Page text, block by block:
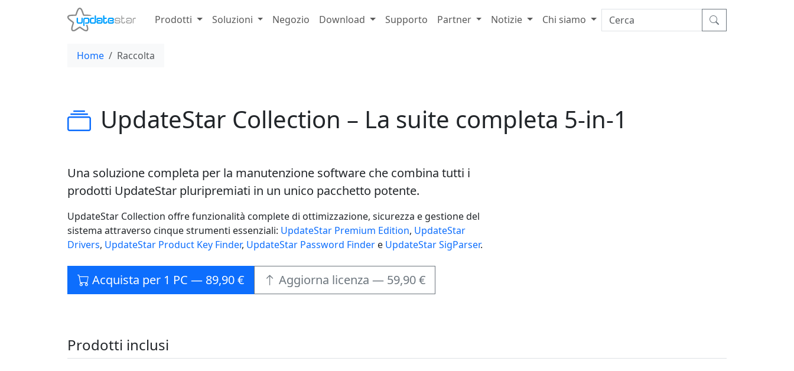
Prodotti Soluzioni Negozio Download Supporto Partner Notizie Chi siamo
Home Raccolta
UpdateStar Collection – La suite completa 5-in-1
Una soluzione completa per la manutenzione software che combina tutti i
prodotti UpdateStar pluripremiati in un unico pacchetto potente.
UpdateStar Collection offre funzionalità complete di ottimizzazione, sicurezza e gestione del
sistema attraverso cinque strumenti essenziali: UpdateStar Premium Edition, UpdateStar
Drivers, UpdateStar Product Key Finder, UpdateStar Password Finder e UpdateStar SigParser.
Acquista per 1 PC — 89,90 € Aggiorna licenza — 59,90 €
Prodotti inclusi